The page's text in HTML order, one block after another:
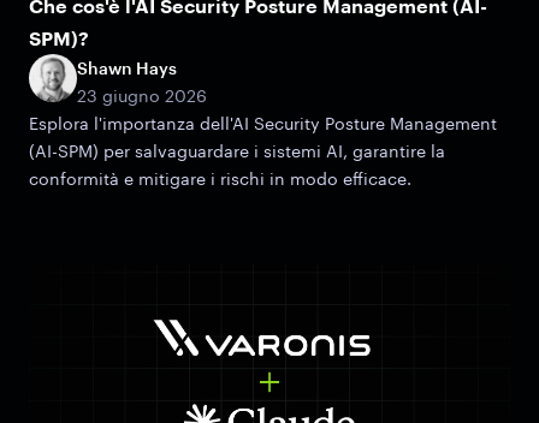
Che cos'è l'AI Security Posture Management (AI-
SPM)?
Shawn Hays
23 giugno 2026
Esplora l'importanza dell'AI Security Posture Management
(AI-SPM) per salvaguardare i sistemi AI, garantire la
conformità e mitigare i rischi in modo efficace.